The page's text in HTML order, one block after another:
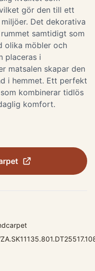
gör den till ett
Det dekorativa
samtidigt som
olika möbler och
placeras i
matsalen skapar den
i hemmet. Ett perfekt
kombinerar tidlös
komfort.